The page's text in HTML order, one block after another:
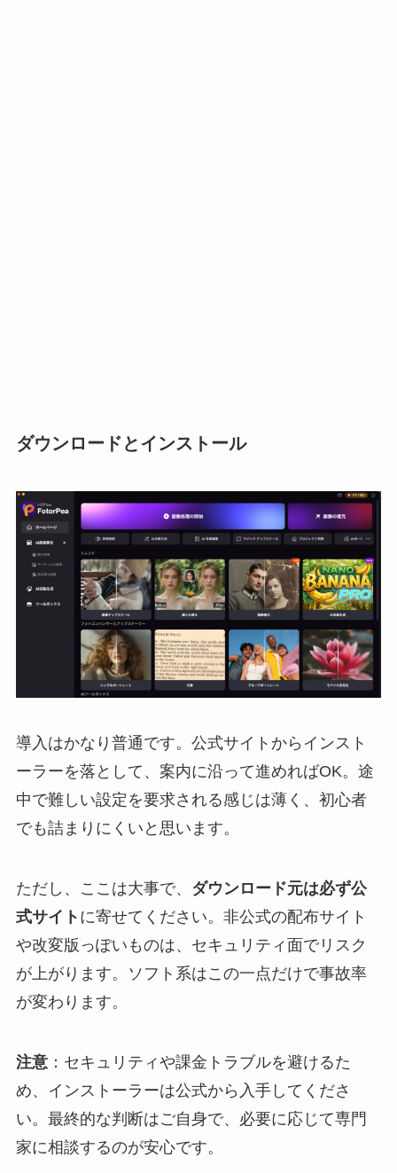
ダウンロードとインストール
導入はかなり普通です。公式サイトからインスト
ーラーを落として、案内に沿って進めればOK。途
中で難しい設定を要求される感じは薄く、初心者
でも詰まりにくいと思います。
ただし、ここは大事で、 ダウンロード元は必ず公
式サイト に寄せてください。非公式の配布サイト
や改変版っぽいものは、セキュリティ面でリスク
が上がります。ソフト系はこの一点だけで事故率
が変わります。
注意：セキュリティや課金トラブルを避けるた
め、インストーラーは公式から入手してくださ
い。最終的な判断はご自身で、必要に応じて専門
家に相談するのが安心です。